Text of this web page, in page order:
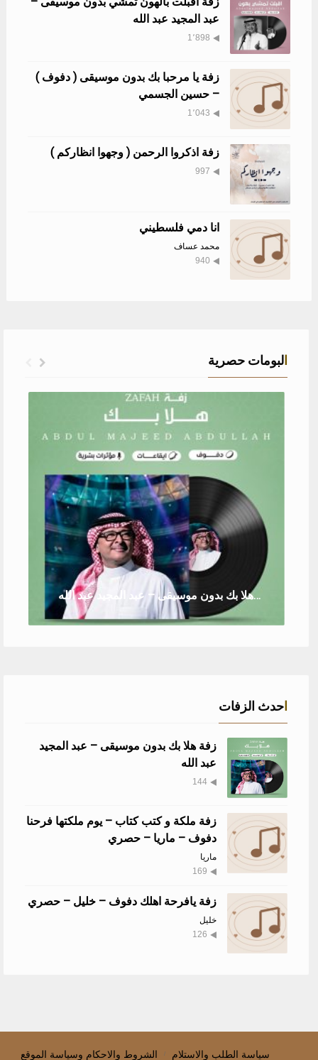
عبد المجيد عبد الله
1٬898
زفة يا مرحبا بك بدون موسيقى ( دفوف )
– حسين الجسمي
1٬043
زفة اذكروا الرحمن ( وجهوا انظاركم )
997
انا دمي فلسطيني
محمد عساف
940
البومات حصرية
زفة هلا بك بدون موسيقى – عبد المجيد عبد الله
احدث الزفات
زفة هلا بك بدون موسيقى – عبد المجيد
عبد الله
144
زفة ملكة و كتب كتاب – يوم ملكتها فرحنا
دفوف – ماريا – حصري
ماريا
169
زفة يافرحة اهلك دفوف – خليل – حصري
خليل
126
الشروط والاحكام وسياسة الموقع سياسة الطلب والاستلام